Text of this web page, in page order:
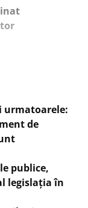
urmatoarele:
de
publice,
legislația în